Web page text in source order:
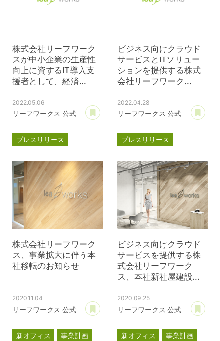
株式会社リーフワーク
スが中小企業の生産性
向上に資するIT導入支
援者として、経済...
2022.05.06
リーフワークス 公式
あとで読む
プレスリリース
情報処理支援機関
DX
ビジネス向けクラウド
サービスとITソリュー
ションを提供する株式
会社リーフワーク...
2022.04.28
リーフワークス 公式
プレスリリース
ISMS認証
ISO27001
株式会社リーフワーク
ス、事業拡大に伴う本
社移転のお知らせ
2020.11.04
リーフワークス 公式
あとで読む
新オフィス
事業計画
ビジネス向けクラウド
サービスを提供する株
式会社リーフワーク
ス、本社新社屋建設...
2020.09.25
リーフワークス 公式
新オフィス
事業計画